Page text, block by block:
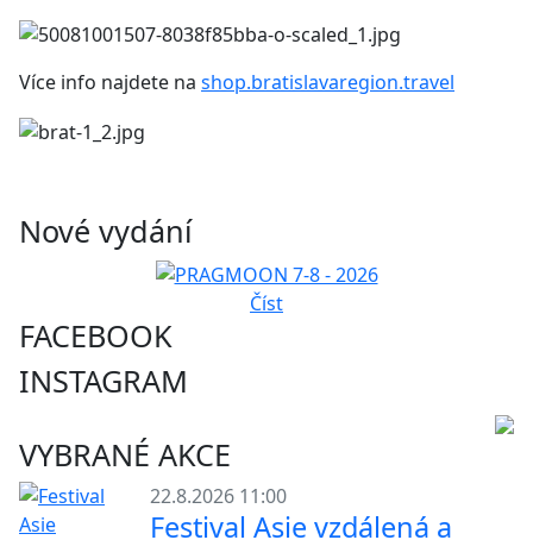
Více info najdete na shop.bratislavaregion.travel
Nové vydání
Číst
FACEBOOK
INSTAGRAM
VYBRANÉ AKCE
22.8.2026 11:00
Festival Asie vzdálená a